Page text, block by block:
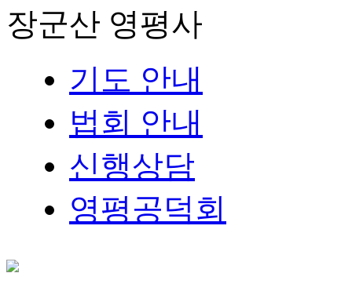
장군산 영평사
기도 안내
법회 안내
신행상담
영평공덕회